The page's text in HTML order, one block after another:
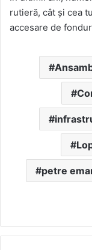
rutieră, cât şi cea
accesare de
petre